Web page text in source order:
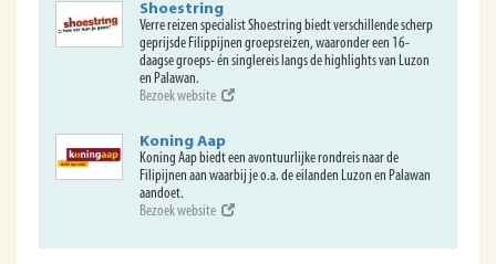
Shoestring
Verre reizen specialist Shoestring biedt verschillende scherp
geprijsde Filippijnen groepsreizen, waaronder een 16-
daagse groeps- én singlereis langs de highlights van Luzon
en Palawan.
Bezoek website
Koning Aap
Koning Aap biedt een avontuurlijke rondreis naar de
Filipijnen aan waarbij je o.a. de eilanden Luzon en Palawan
aandoet.
Bezoek website